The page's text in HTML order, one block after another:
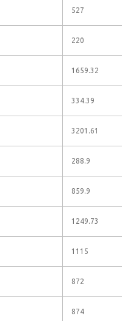
527
220
1659.32
334.39
3201.61
288.9
859.9
1249.73
1115
872
874